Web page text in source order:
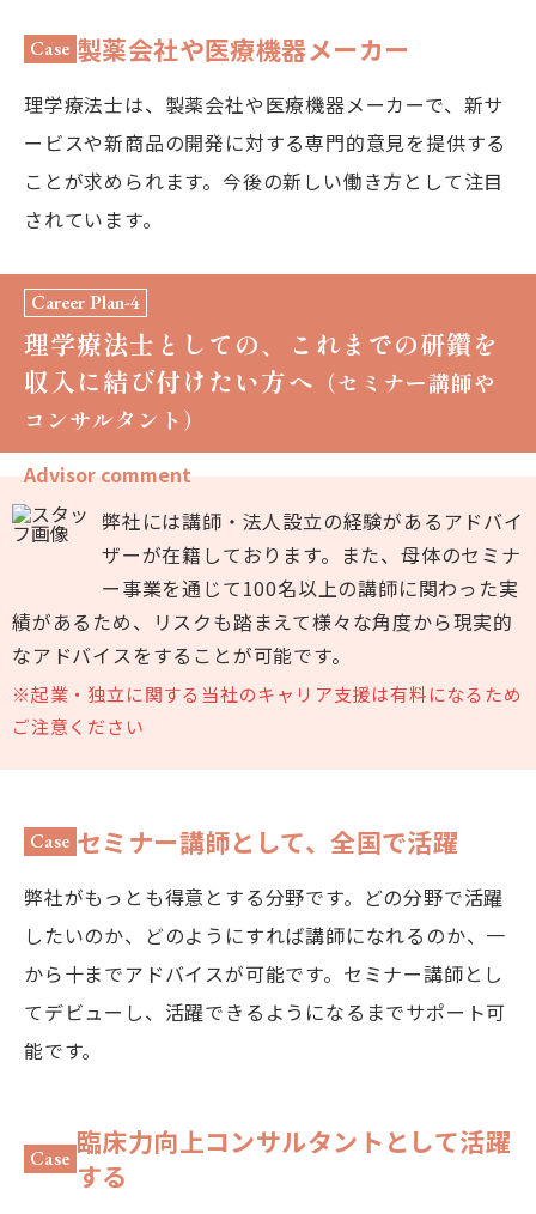
Case 製薬会社や医療機器メーカー
理学療法士は、製薬会社や医療機器メーカーで、新サ
ービスや新商品の開発に対する専門的意見を提供する
ことが求められます。今後の新しい働き方として注目
されています。
Career Plan-4
理学療法士としての、これまでの研鑽を
収入に結び付けたい方へ （セミナー講師や
コンサルタント）
Advisor comment
弊社には講師・法人設立の経験があるアドバイ
ザーが在籍しております。また、母体のセミナ
ー事業を通じて100名以上の講師に関わった実
績があるため、リスクも踏まえて様々な角度から現実的
なアドバイスをすることが可能です。
※起業・独立に関する当社のキャリア支援は有料になるため
ご注意ください
Case セミナー講師として、全国で活躍
弊社がもっとも得意とする分野です。どの分野で活躍
したいのか、どのようにすれば講師になれるのか、一
から十までアドバイスが可能です。セミナー講師とし
てデビューし、活躍できるようになるまでサポート可
能です。
Case 臨床力向上コンサルタントとして活躍
する